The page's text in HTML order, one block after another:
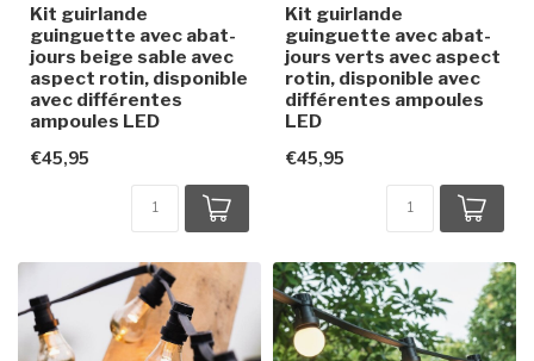
Kit guirlande
guinguette avec abat-
jours beige sable avec
aspect rotin, disponible
avec différentes
ampoules LED
€45,95
Kit guirlande
guinguette avec abat-
jours verts avec aspect
rotin, disponible avec
différentes ampoules
LED
€45,95